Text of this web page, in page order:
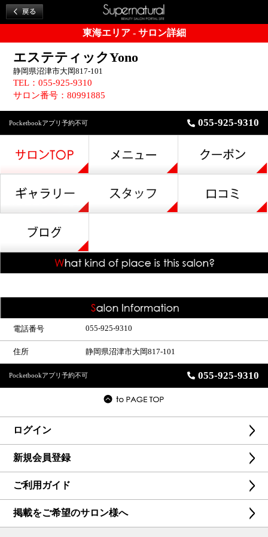
東海エリア - サロン詳細
エステティックYono
静岡県沼津市大岡817-101
TEL：055-925-9310
サロン番号：80991885
Pocketbookアプリ予約不可 055-925-9310
電話番号 055-925-9310
住所 静岡県沼津市大岡817-101
Pocketbookアプリ予約不可 055-925-9310
ログイン
新規会員登録
ご利用ガイド
掲載をご希望のサロン様へ